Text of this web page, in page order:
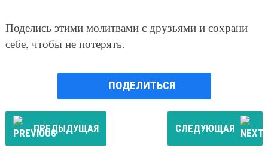
Поделись этими молитвами с друзьями и сохрани
себе, чтобы не потерять.
ПОДЕЛИТЬСЯ
ПРЕДЫДУЩАЯ СЛЕДУЮЩАЯ